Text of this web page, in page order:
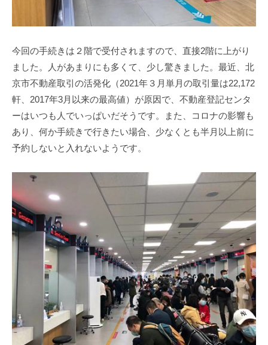
今回の手続きは２階で受付されますので、直接2階に上がり
ました。人があまりにも多くて、少し驚きました。最近、北
京市不動産取引の活発化（2021年３月単月の取引量は22,172
軒、 2017年3月以来の最高値）が原因で、不動産登記センタ
ーはいつも人でいっぱいだそうです。また、コロナの影響も
あり、何か手続きで行きたい場合、少なくとも半月以上前に
予約しないと入れないようです。